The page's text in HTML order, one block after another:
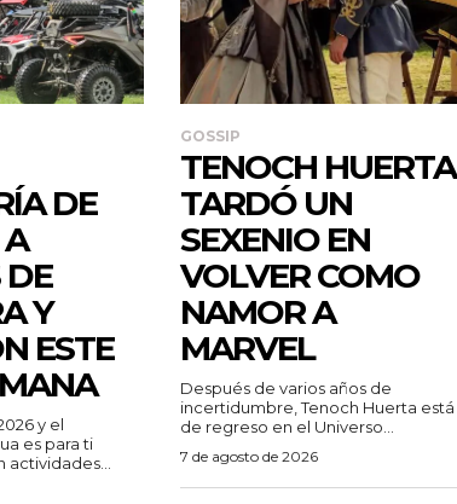
DE
DE
Y
ESTE
es para ti
actividades...
GOSSIP
TENOCH HUERTA
TARDÓ UN
SEXENIO EN
VOLVER COMO
NAMOR A
MARVEL
Después de varios años de
incertidumbre, Tenoch Huerta está
de regreso en el Universo...
7 de agosto de 2026